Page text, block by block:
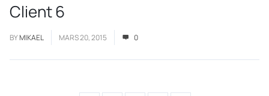
Client 6
BYMIKAEL MARS 20, 2015 0